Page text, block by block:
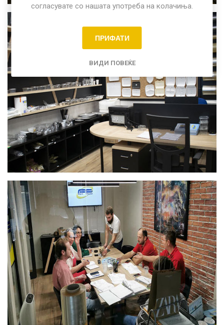
согласувате со нашата употреба на колачиња.
ПРИФАТИ
ВИДИ ПОВЕЌЕ